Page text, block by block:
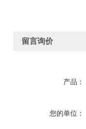
留言询价
产品：
您的单位：